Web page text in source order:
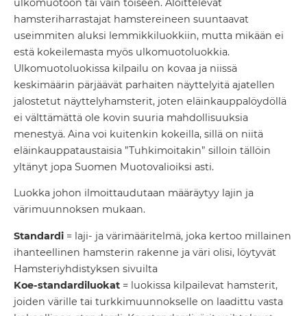
ulkomuotoon tai vain toiseen. Aloittelevat
hamsteriharrastajat hamstereineen suuntaavat
useimmiten aluksi lemmikkiluokkiin, mutta mikään ei
estä kokeilemasta myös ulkomuotoluokkia.
Ulkomuotoluokissa kilpailu on kovaa ja niissä
keskimäärin pärjäävät parhaiten näyttelyitä ajatellen
jalostetut näyttelyhamsterit, joten eläinkauppalöydöllä
ei välttämättä ole kovin suuria mahdollisuuksia
menestyä. Aina voi kuitenkin kokeilla, sillä on niitä
eläinkauppataustaisia ”Tuhkimoitakin” silloin tällöin
yltänyt jopa Suomen Muotovalioiksi asti.
Luokka johon ilmoittaudutaan määräytyy lajin ja
värimuunnoksen mukaan.
Standardi = laji- ja värimääritelmä, joka kertoo millainen
ihanteellinen hamsterin rakenne ja väri olisi, löytyvät
Hamsteriyhdistyksen sivuilta
Koe-standardiluokat = luokissa kilpailevat hamsterit,
joiden värille tai turkkimuunnokselle on laadittu vasta